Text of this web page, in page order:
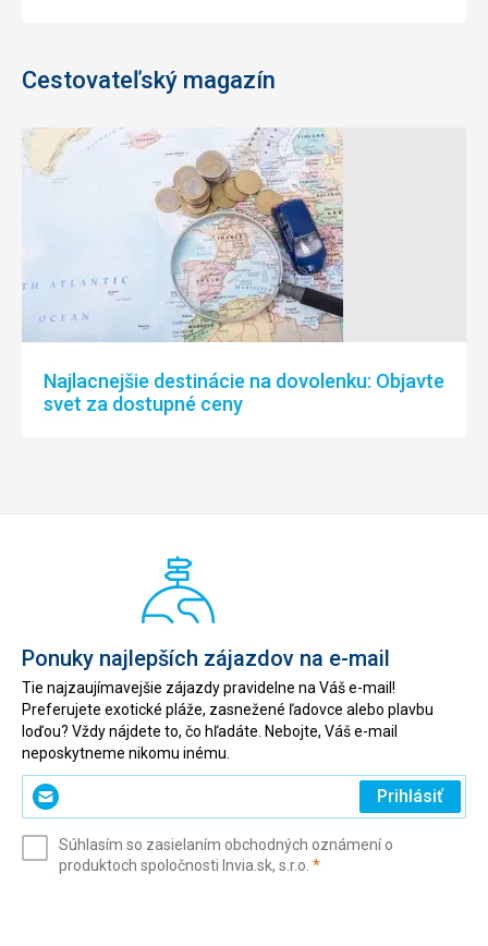
Cestovateľský magazín
Najlacnejšie destinácie na dovolenku: Objavte
svet za dostupné ceny
Ponuky najlepších zájazdov na e-mail
Tie najzaujímavejšie zájazdy pravidelne na Váš e-mail!
Preferujete exotické pláže, zasnežené ľadovce alebo plavbu
loďou? Vždy nájdete to, čo hľadáte. Nebojte, Váš e-mail
neposkytneme nikomu inému.
Zadajte
svoj
(povinné)
Prihlásiť
Súhlasím so zasielaním obchodných oznámení o
produktoch spoločnosti Invia.sk, s.r.o. *(povinné)